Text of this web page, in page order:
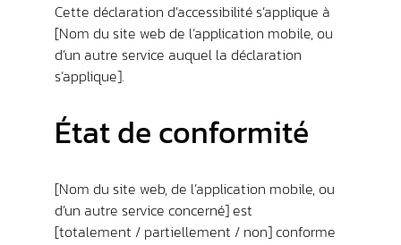
Accès
Cette déclaration d’accessibilité s’applique à
[Nom du site web de l’application mobile, ou
d’un autre service auquel la déclaration
s’applique].
État de conformité
[Nom du site web, de l’application mobile, ou
d’un autre service concerné] est
[totalement / partiellement / non] conforme